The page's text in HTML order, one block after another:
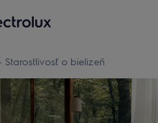
Starostlivosť o bielizeň